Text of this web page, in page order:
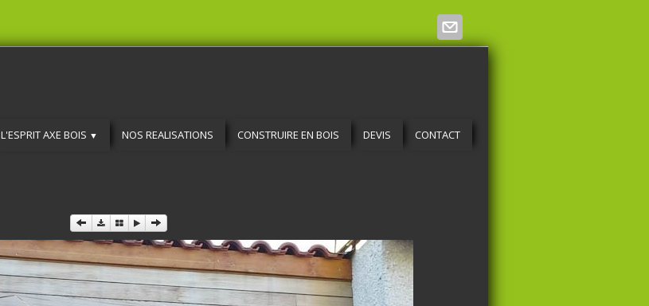
L'ESPRIT AXE BOIS ▼ NOS REALISATIONS CONSTRUIRE EN BOIS DEVIS CONTACT